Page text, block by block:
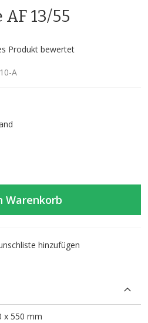
13/55
Produkt bewertet
A
Warenkorb
hinzufügen
x 550 mm